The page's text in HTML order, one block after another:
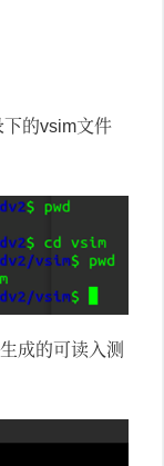
的vsim文件
成的可读入测